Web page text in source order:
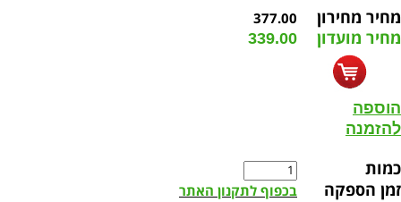
מחיר מחירון 377.00
מחיר מועדון 339.00
הוספה
להזמנה
כמות
זמן הספקה
בכפוף לתקנון האתר